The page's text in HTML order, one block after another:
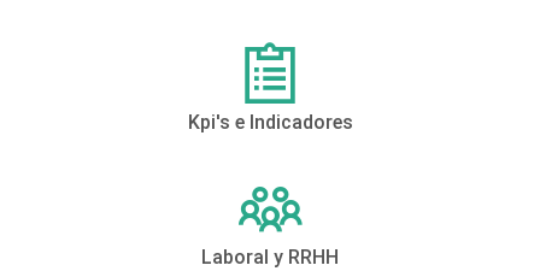
Kpi's e Indicadores
Laboral y RRHH